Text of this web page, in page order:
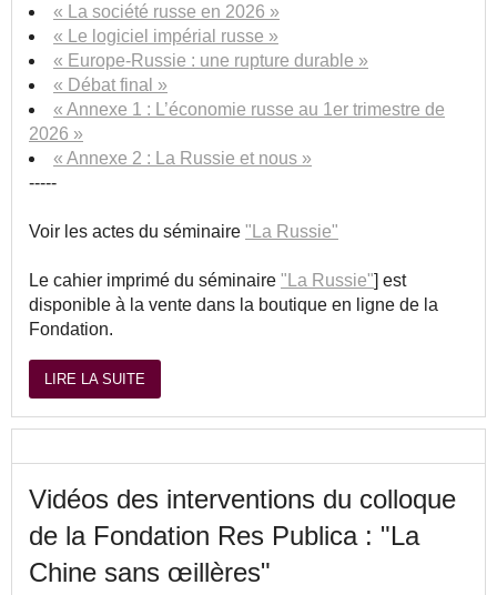
« La société russe en 2026 »
« Le logiciel impérial russe »
« Europe-Russie : une rupture durable »
« Débat final »
« Annexe 1 : L’économie russe au 1er trimestre de
2026 »
« Annexe 2 : La Russie et nous »
-----
Voir les actes du séminaire "La Russie"
Le cahier imprimé du séminaire "La Russie"] est
disponible à la vente dans la boutique en ligne de la
Fondation.
LIRE LA SUITE
Vidéos des interventions du colloque
de la Fondation Res Publica : "La
Chine sans œillères"